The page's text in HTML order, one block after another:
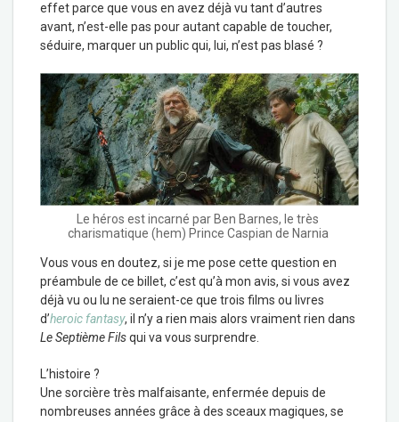
effet parce que vous en avez déjà vu tant d’autres
avant, n’est-elle pas pour autant capable de toucher,
séduire, marquer un public qui, lui, n’est pas blasé ?
Le héros est incarné par Ben Barnes, le très
charismatique (hem) Prince Caspian de Narnia
Vous vous en doutez, si je me pose cette question en
préambule de ce billet, c’est qu’à mon avis, si vous avez
déjà vu ou lu ne seraient-ce que trois films ou livres
d’heroic fantasy, il n’y a rien mais alors vraiment rien dans
Le Septième Filsqui va vous surprendre.
L’histoire ?
Une sorcière très malfaisante, enfermée depuis de
nombreuses années grâce à des sceaux magiques, se